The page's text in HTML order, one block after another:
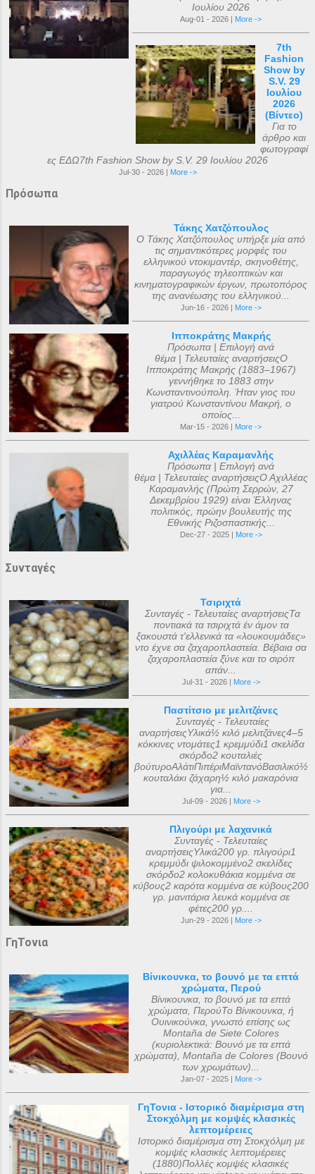
Ιουλίου 2026
Aug-01 - 2026 | More ->
7th
Fashion
Show by
S.V. 29
Ιουλίου
2026
(Βίντεο)
Για το
άρθρο και
φωτογραφί
ες ΕΔΩ7th Fashion Show by S.V. 29 Ιουλίου 2026
Jul-30 - 2026 | More ->
Πρόσωπα
Τάκης Χατζόπουλος
Ο Τάκης Χατζόπουλος υπήρξε μία από
τις σημαντικότερες μορφές του
ελληνικού ντοκιμαντέρ, σκηνοθέτης,
παραγωγός τηλεοπτικών και
κινηματογραφικών έργων, πρωτοπόρος
της ανανέωσης του ελληνικού...
Jun-16 - 2026 | More ->
Ιπποκράτης Μακρής
Πρόσωπα | Επιλογή ανά
θέμα | Τελευταίες αναρτήσειςΟ
Ιπποκράτης Μακρής (1883–1967)
γεννήθηκε το 1883 στην
Κωνσταντινούπολη. Ήταν γιος του
γιατρού Κωνσταντίνου Μακρή, ο
οποίος...
Mar-15 - 2026 | More ->
Αχιλλέας Καραμανλής
Πρόσωπα | Επιλογή ανά
θέμα | Τελευταίες αναρτήσειςΟ Αχιλλέας
Καραμανλής (Πρώτη Σερρών, 27
Δεκεμβρίου 1929) είναι Έλληνας
πολιτικός, πρώην βουλευτής της
Εθνικής Ριζοσπαστικής...
Dec-27 - 2025 | More ->
Συνταγές
Τσιριχτά
Συνταγές - Τελευταίες αναρτήσειςΤα
ποντιακά τα τσιριχτά έν άμον τα
ξακουστά τ'ελλενικά τα «λουκουμάδες»
ντο έχνε σα ζαχαροπλαστεία. Βέβαια σα
ζαχαροπλαστεία ξ̌ύνε και το σιρόπ
απάν...
Jul-31 - 2026 | More ->
Παστίτσιο με μελιτζάνες
Συνταγές - Τελευταίες
αναρτήσειςΥλικά½ κιλό μελιτζάνες4–5
κόκκινες ντομάτες1 κρεμμύδι1 σκελίδα
σκόρδο2 κουταλιές
βούτυροΑλάτιΠιπέριΜαϊντανόΒασιλικό½
κουταλάκι ζάχαρη½ κιλό μακαρόνια
για...
Jul-09 - 2026 | More ->
Πλιγούρι με λαχανικά
Συνταγές - Τελευταίες
αναρτήσειςΥλικά200 γρ. πλιγούρι1
κρεμμύδι ψιλοκομμένο2 σκελίδες
σκόρδο2 κολοκυθάκια κομμένα σε
κύβους2 καρότα κομμένα σε κύβους200
γρ. μανιτάρια λευκά κομμένα σε
φέτες200 γρ....
Jun-29 - 2026 | More ->
ΓηΤονια
Βίνικουνκα, το βουνό με τα επτά
χρώματα, Περού
Βίνικουνκα, το βουνό με τα επτά
χρώματα, ΠερούΤο Βίνικουνκα, ή
Ουινικούνκα, γνωστό επίσης ως
Montaña de Siete Colores
(κυριολεκτικά: Βουνό με τα επτά
χρώματα), Montaña de Colores (Βουνό
των χρωμάτων)...
Jan-07 - 2025 | More ->
ΓηΤονια - Ιστορικό διαμέρισμα στη
Στοκχόλμη με κομψές κλασικές
λεπτομέρειες
Ιστορικό διαμέρισμα στη Στοκχόλμη με
κομψές κλασικές λεπτομέρειες
(1880)Πολλές κομψές κλασικές